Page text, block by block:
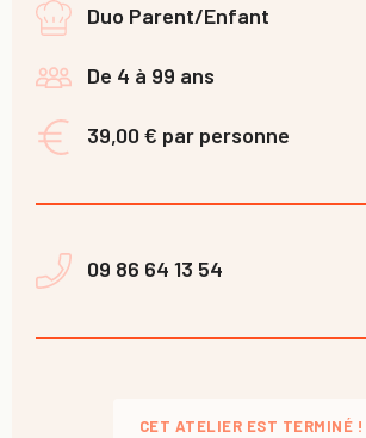
Duo Parent/Enfant
De 4 à 99 ans
39,00 € par personne
09 86 64 13 54
CET ATELIER EST TERMINÉ !